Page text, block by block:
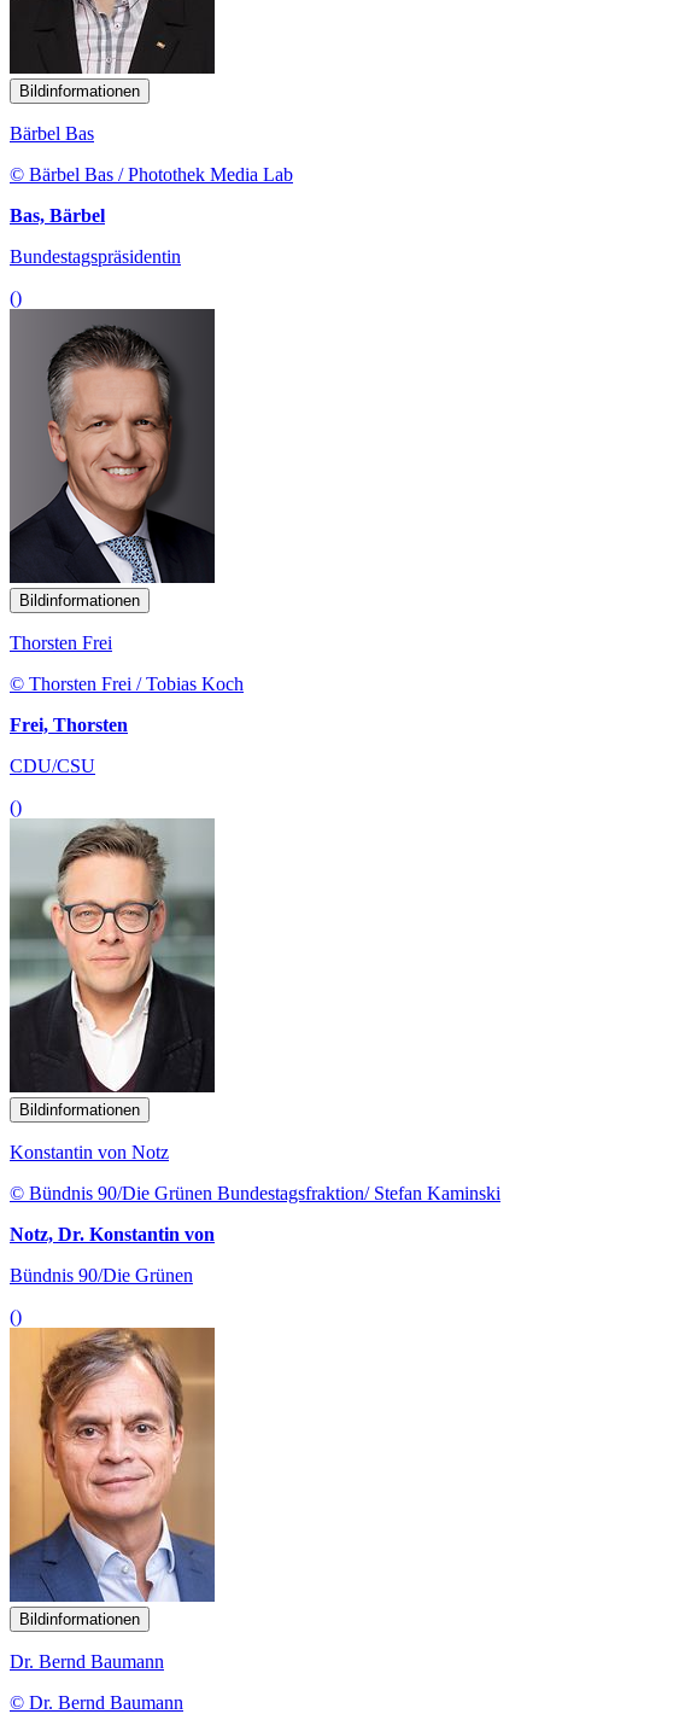
Bildinformationen
Bärbel Bas
© Bärbel Bas / Photothek Media Lab
Bas, Bärbel
Bundestagspräsidentin
()
Bildinformationen
Thorsten Frei
© Thorsten Frei / Tobias Koch
Frei, Thorsten
CDU/CSU
()
Bildinformationen
Konstantin von Notz
© Bündnis 90/Die Grünen Bundestagsfraktion/ Stefan Kaminski
Notz, Dr. Konstantin von
Bündnis 90/Die Grünen
()
Bildinformationen
Dr. Bernd Baumann
© Dr. Bernd Baumann